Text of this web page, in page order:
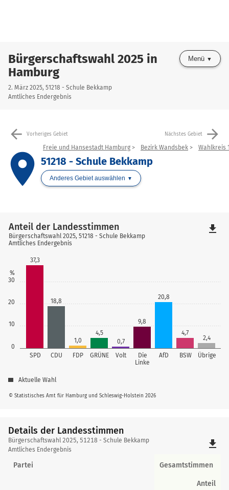
Bürgerschaftswahl 2025 in
Hamburg
2. März 2025, 51218 - Schule Bekkamp
Amtliches Endergebnis
Menü
arrow_back Vorheriges Gebiet Nächstes Gebiet arrow_forward
place
Freie und Hansestadt Hamburg Bezirk Wandsbek Wahlkreis
51218 - Schule Bekkamp
Anderes Gebiet auswählen
0
10
20
30
%
SPD CDU FDP GRÜNE Volt
Die
Linke
AfD BSW Übrige
37,3
18,8
1,0
4,5
0,7
9,8
20,8
4,7
2,4
© Statistisches Amt für Hamburg und Schleswig-Holstein 2026
Anteil der Landesstimmen
Bürgerschaftswahl 2025, 51218 - Schule Bekkamp
Amtliches Endergebnis
Aktuelle Wahl
file_download
Details der Landesstimmen
Details
der
Landesstimmen
Bürgerschaftswahl 2025, 51218 - Schule Bekkamp
Amtliches Endergebnis
file_download
Partei Gesamtstimmen
Anteil